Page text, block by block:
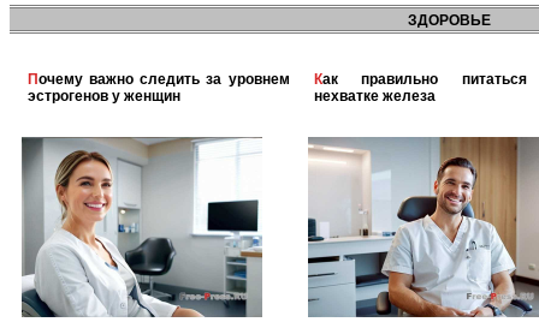
ЗДОРОВЬЕ
Почему важно следить за уровнем
эстрогенов у женщин
Как правильно питаться при
нехватке железа